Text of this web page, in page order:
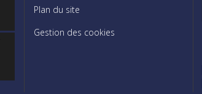
Plan du site
Gestion des cookies